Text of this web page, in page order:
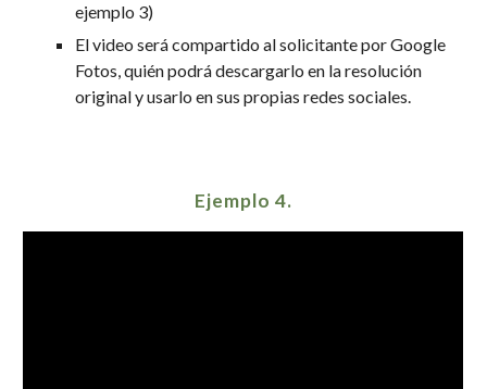
ejemplo 3)
El video será compartido al solicitante por Google
Fotos, quién podrá descargarlo en la resolución
original y usarlo en sus propias redes sociales.
Ejemplo 4.